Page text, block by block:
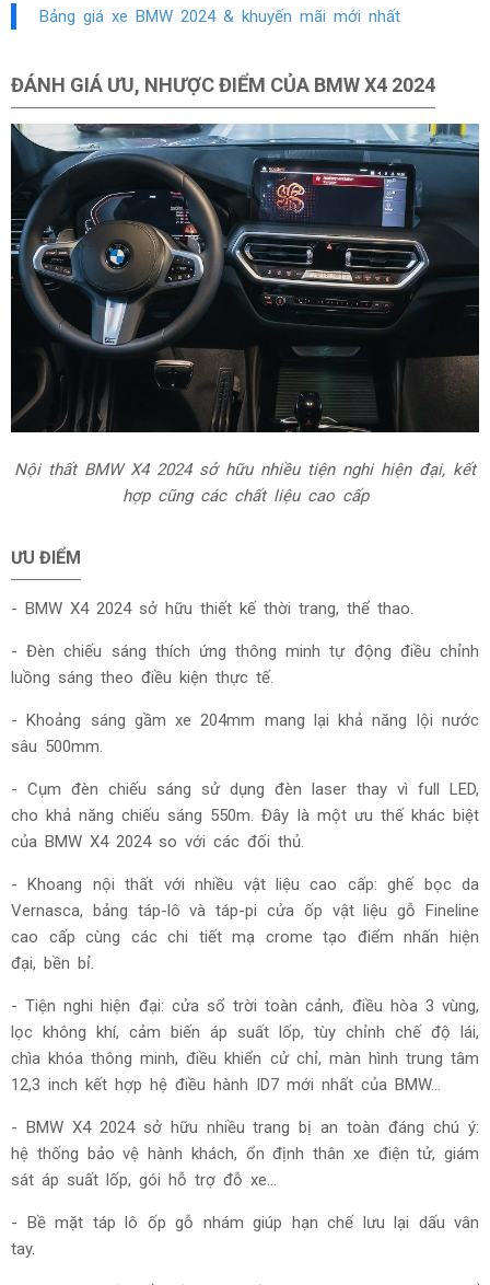
Bảng giá xe BMW 2024 & khuyến mãi mới nhất
ĐÁNH GIÁ ƯU, NHƯỢC ĐIỂM CỦA BMW X4 2024
Nội thất BMW X4 2024 sở hữu nhiều tiện nghi hiện đại, kết
hợp cũng các chất liệu cao cấp
ƯU ĐIỂM
- BMW X4 2024 sở hữu thiết kế thời trang, thể thao.
- Đèn chiếu sáng thích ứng thông minh tự động điều chỉnh
luồng sáng theo điều kiện thực tế.
- Khoảng sáng gầm xe 204mm mang lại khả năng lội nước
sâu 500mm.
- Cụm đèn chiếu sáng sử dụng đèn laser thay vì full LED,
cho khả năng chiếu sáng 550m. Đây là một ưu thế khác biệt
của BMW X4 2024 so với các đối thủ.
- Khoang nội thất với nhiều vật liệu cao cấp: ghế bọc da
Vernasca, bảng táp-lô và táp-pi cửa ốp vật liệu gỗ Fineline
cao cấp cùng các chi tiết mạ crome tạo điểm nhấn hiện
đại, bền bỉ.
- Tiện nghi hiện đại: cửa sổ trời toàn cảnh, điều hòa 3 vùng,
lọc không khí, cảm biến áp suất lốp, tùy chỉnh chế độ lái,
chìa khóa thông minh, điều khiển cử chỉ, màn hình trung tâm
12,3 inch kết hợp hệ điều hành ID7 mới nhất của BMW…
- BMW X4 2024 sở hữu nhiều trang bị an toàn đáng chú ý:
hệ thống bảo vệ hành khách, ổn định thân xe điện tử, giám
sát áp suất lốp, gói hỗ trợ đỗ xe…
- Bề mặt táp lô ốp gỗ nhám giúp hạn chế lưu lại dấu vân
tay.